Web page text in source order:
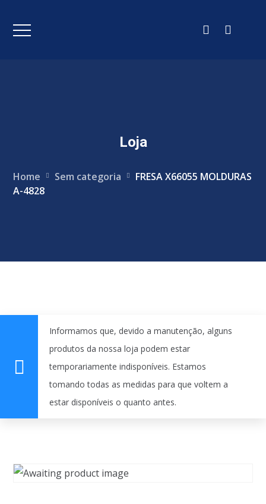
Loja
Home Sem categoria
FRESA X66055 MOLDURAS
A-4828
Informamos que, devido a manutenção, alguns
produtos da nossa loja podem estar
temporariamente indisponíveis. Estamos
tomando todas as medidas para que voltem a
estar disponíveis o quanto antes.